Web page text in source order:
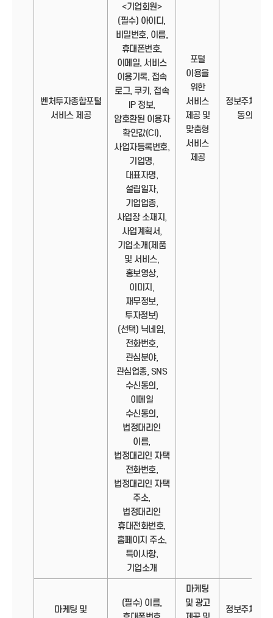
벤처투자종합포털
서비스 제공
포털
이용을
위한
서비스
제공 및
맞춤형
서비스
제공
정보주체의
동의
<기업회원>
(필수) 아이디,
비밀번호, 이름,
휴대폰번호,
이메일, 서비스
이용기록, 접속
로그, 쿠키, 접속
IP 정보,
암호환된 이용자
확인값(CI),
사업자등록번호,
기업명,
대표자명,
설립일자,
기업업종,
사업장 소재지,
사업계획서,
기업소개(제품
및 서비스,
홍보영상,
이미지,
재무정보,
투자정보)
(선택) 닉네임,
전화번호,
관심분야,
관심업종, SNS
수신동의,
이메일
수신동의,
법정대리인
이름,
법정대리인 자택
전화번호,
법정대리인 자택
주소,
법정대리인
휴대전화번호,
홈페이지 주소,
특이사항,
기업소개
마케팅 및
(필수) 이름,
마케팅
및 광고
정보주체의